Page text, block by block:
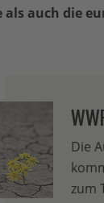
auch die
Die
zum